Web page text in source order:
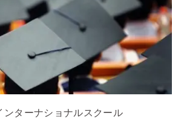
ンターナショナルスクール